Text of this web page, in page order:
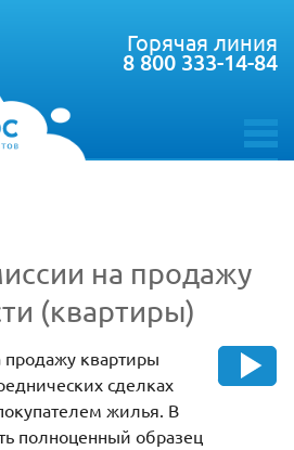
toggle
Горячая линия
8 800 333-14-84
на продажу
(квартиры)
квартиры
сделках
жилья. В
полноценный образец